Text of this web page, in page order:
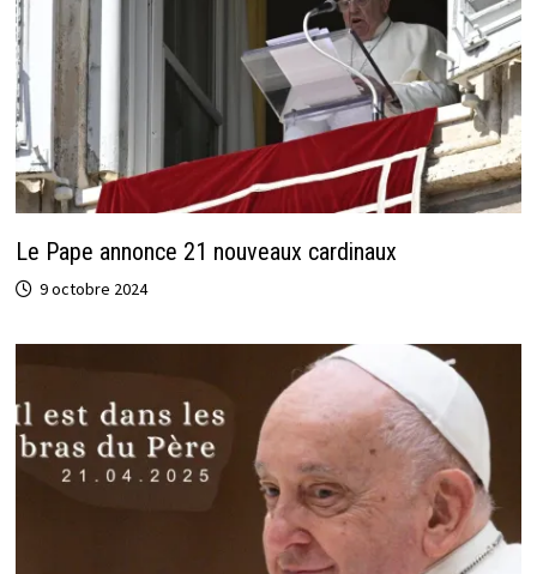
Le Pape annonce 21 nouveaux cardinaux
9 octobre 2024